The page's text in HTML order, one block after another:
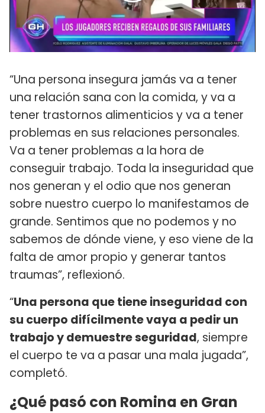
“Una persona insegura jamás va a tener
una relación sana con la comida, y va a
tener trastornos alimenticios y va a tener
problemas en sus relaciones personales.
Va a tener problemas a la hora de
conseguir trabajo. Toda la inseguridad que
nos generan y el odio que nos generan
sobre nuestro cuerpo lo manifestamos de
grande. Sentimos que no podemos y no
sabemos de dónde viene, y eso viene de la
falta de amor propio y generar tantos
traumas”, reflexionó.
“Una persona que tiene inseguridad con
su cuerpo difícilmente vaya a pedir un
trabajo y demuestre seguridad, siempre
el cuerpo te va a pasar una mala jugada”,
completó.
¿Qué pasó con Romina en Gran